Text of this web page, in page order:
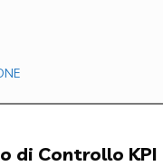
di Controllo KPI